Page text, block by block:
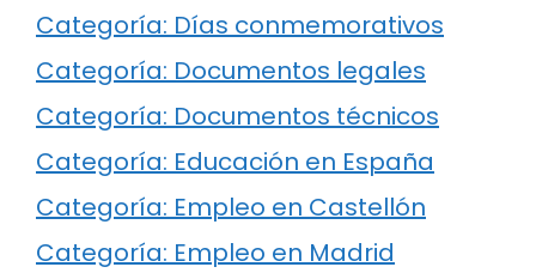
Categoría: Días conmemorativos
Categoría: Documentos legales
Categoría: Documentos técnicos
Categoría: Educación en España
Categoría: Empleo en Castellón
Categoría: Empleo en Madrid